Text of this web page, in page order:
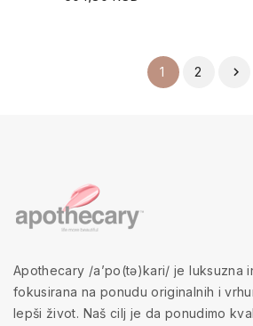
1 2 
Apothecary /a’po(tə)kari/ je luksuzna
fokusirana na ponudu originalnih i
lepši život. Naš cilj je da ponudimo